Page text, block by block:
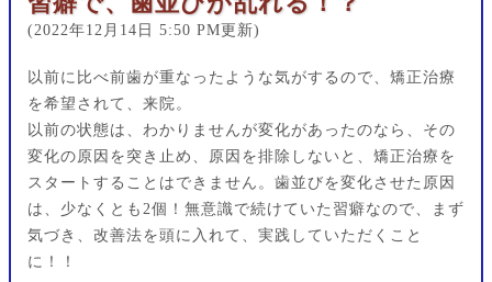
(2022年12月14日 5:50 PM更新)
以前に比べ前歯が重なったような気がするので、矯正治療
を希望されて、来院。
以前の状態は、わかりませんが変化があったのなら、その
変化の原因を突き止め、原因を排除しないと、矯正治療を
スタートすることはできません。歯並びを変化させた原因
は、少なくとも2個！無意識で続けていた習癖なので、まず
気づき、改善法を頭に入れて、実践していただくこと
に！！